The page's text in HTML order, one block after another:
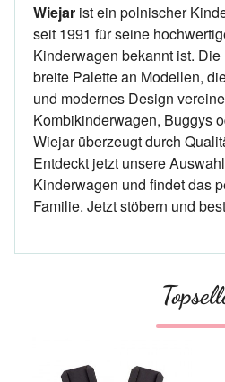
Wiejar ist ein polnischer
seit 1991 für seine
Kinderwagen bekannt ist.
breite Palette an Modellen,
und modernes Design
Kombikinderwagen, Buggys
Wiejar überzeugt durch
Entdeckt jetzt unsere
Kinderwagen und findet das
Familie. Jetzt stöbern und